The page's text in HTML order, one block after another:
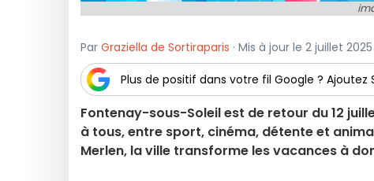
Par Graziella de Sortiraparis · Mis à jour le 2 juillet 2025
Plus de positif dans votre fil Google ? Ajoutez
Fontenay-sous-Soleil est de retour du 12
à tous, entre sport, cinéma, détente et
Merlen, la ville transforme les vacances à